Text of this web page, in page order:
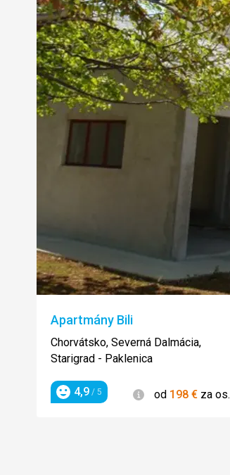
Apartmány Bili
Chorvátsko, Severná Dalmácia,
Starigrad - Paklenica
Hodnotenie
4,9 / 5 Informácie
od 198 € za os.